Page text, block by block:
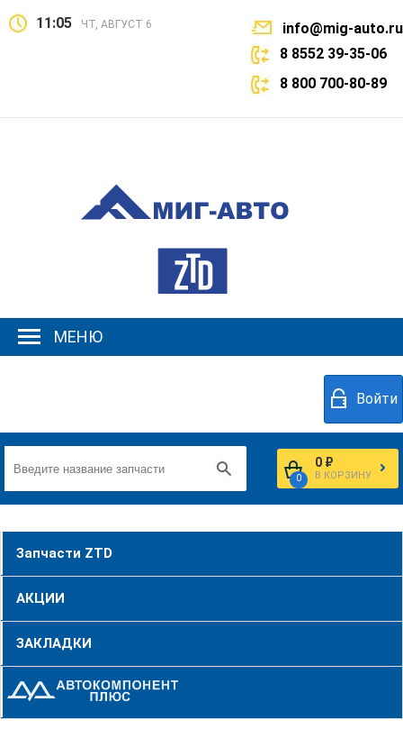
11:05 ЧТ, АВГУСТ 6
info@mig-auto.ru
8 8552 39-35-06
8 800 700-80-89
МЕНЮ
Войти
0
0 ₽
В КОРЗИНУ
Запчасти ZTD
АКЦИИ
ЗАКЛАДКИ